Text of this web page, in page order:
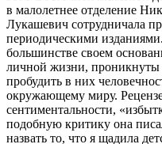
в малолетнее отделение
Лукашевич сотрудничала
периодическими
большинстве своем
личной жизни,
пробудить в них
окружающему миру.
сентиментальности,
подобную критику она
назвать то, что я щадила